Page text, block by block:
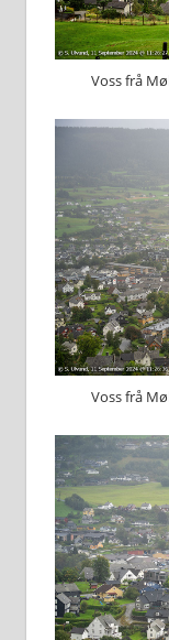
Voss frå
Voss frå